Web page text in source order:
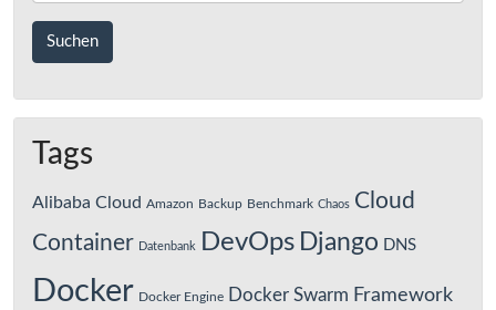
Tags
Alibaba Cloud Amazon Backup Benchmark Chaos Cloud
Container Datenbank DevOps Django DNS
Docker Docker Engine Docker Swarm Framework